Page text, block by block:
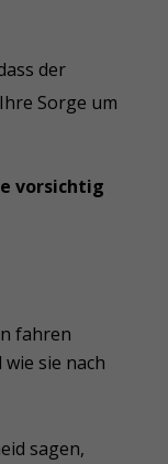
der
Sorge um
vorsichtig
fahren
sie nach
sagen,